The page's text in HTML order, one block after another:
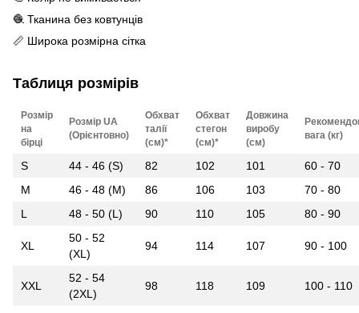
🧶 Тканина без ковтунців
📏 Широка розмірна сітка
Таблиця розмірів
Розмір
на
бірці
Розмір UA
(Орієнтовно)
Обхват
талії
(см)*
Обхват
стегон
(см)*
Довжина
виробу
(см)
вага (кг)
S 44 - 46 (S) 82 102 101
60 - 70
M
46 - 48 (M) 86 106 103
70 - 80
L
48 - 50 (L) 90 110 105 80 - 90
XL
50 - 52
(XL)
94 114 107 90 - 100
XXL
52 - 54
(2XL)
98 118 109 100 - 110